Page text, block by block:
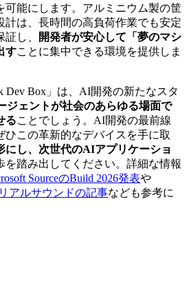
可能にします。アルミニウム製の筐
計は、長時間の高負荷作業でも安定
し、
開発者が安心して「夢のマシ
すことに集中できる環境を提供しま
Dev Box」は、AI開発の新たなスタ
ジェントが社会のあらゆる場面で
ることでしょう。AI開発の最前線
ひこの革新的なデバイスを手に取
にし、次世代のAIアプリケーショ
を踏み出してください。詳細な情報
SourceのBuild 2026発表や
リアルサウンドの記事なども参考に